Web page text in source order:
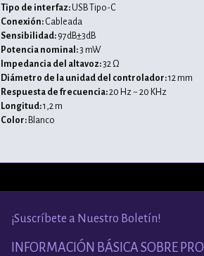
Tipo de interfaz:USB Tipo-C
Conexión:Cableada
Sensibilidad:97dB±3dB
Potencia nominal:3 mW
Impedancia del altavoz:32 Ω
Diámetro de la unidad del controlador:12 mm
Respuesta de frecuencia:20 Hz ~ 20 KHz
Longitud:1,2 m
Color:Blanco
¡Suscríbete a Nuestro Boletín!
INFORMACIÓN BÁSICA SOBRE